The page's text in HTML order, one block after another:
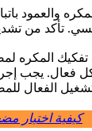
المكره والعمود
تفكيك المكره
فعال. يجب
كيفية اختيار